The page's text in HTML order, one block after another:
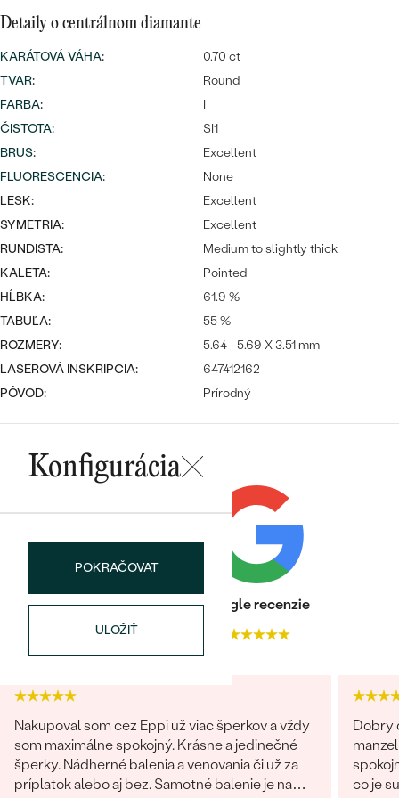
Najpredávanejšie
svadobné
obrúčky
PREZRIEŤ
DRAHOKAM
PODĽA MATERIÁLU
ZLATO
PLATINA
STRIEBRO
Wave kolekcia
OBJAVIŤ
S DRAHOKAMAMI
S LAB GROWN DIAMANTMI
S PERLAMI
PODĽA ŠTÝLU
PERSONALIZOVANÉ
SYMBOLICKÉ
MINIMALISTICKÉ
PODĽA PRÍLEŽITOSTI
PODĽA FARBY
PODĽA TVARU DRAHOKAMU
NA MIERU
DIAMANTY
Najpredávanejšie
náušnice
CENOVO DOSTUPNÉ
LUXUSNÉ
Personalizované
prívesky
prstene
Detaily o centrálnom diamante
KARÁTOVÁ VÁHA:
0.70 ct
TVAR:
Round
FARBA:
I
ČISTOTA:
SI1
BRUS:
Excellent
FLUORESCENCIA:
None
LESK:
Excellent
SYMETRIA:
Excellent
RUNDISTA:
Medium to slightly thick
KALETA:
Pointed
HĹBKA:
61.9 %
TABUĽA:
55 %
ROZMERY:
5.64 - 5.69 X 3.51 mm
LASEROVÁ INSKRIPCIA:
647412162
PÔVOD:
Prírodný
Konfigurácia
POKRAČOVAT
ULOŽIŤ
Heuréka recenzie
4.9
Google recenzie
Nakupoval som cez Eppi už viac šperkov a vždy
som maximálne spokojný. Krásne a jedinečné
šperky. Nádherné balenia a venovania či už za
príplatok alebo aj bez. Samotné balenie je na
Dobry
co je